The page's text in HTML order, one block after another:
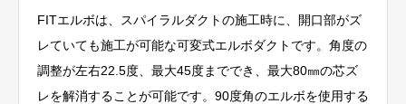
FITエルボは、スパイラルダクトの施工時に、開口部がズ
レていても施工が可能な可変式エルボダクトです。角度の
調整が左右22.5度、最大45度まででき、最大80㎜の芯ズ
レを解消することが可能です。90度角のエルボを使用する